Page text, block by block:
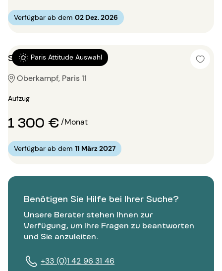
Benötigen Sie Hilfe bei Ihrer Suche?
Unsere Berater stehen Ihnen zur
Verfügung, um Ihre Fragen zu beantworten
und Sie anzuleiten.
+33 (0)1 42 96 31 46
Verfügbar ab dem 02 Dez. 2026
Paris Attitude Auswahl
Studio 20m²
Oberkampf, Paris 11
Aufzug
1 300 €/Monat
Verfügbar ab dem 11 März 2027